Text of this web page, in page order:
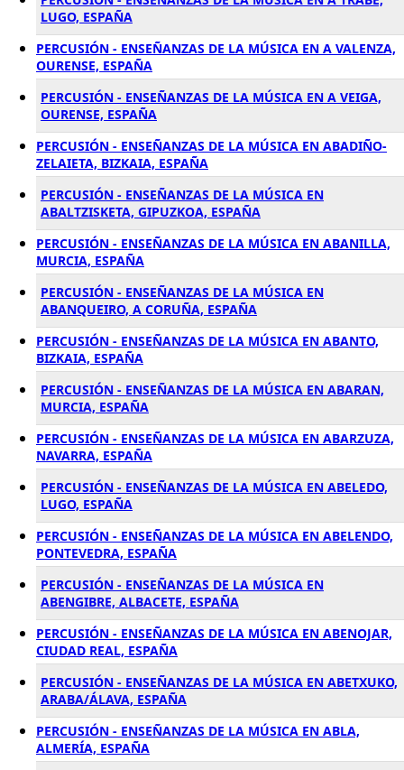
LUGO, ESPAÑA
PERCUSIÓN - ENSEÑANZAS DE LA MÚSICA EN A VALENZA,
OURENSE, ESPAÑA
PERCUSIÓN - ENSEÑANZAS DE LA MÚSICA EN A VEIGA,
OURENSE, ESPAÑA
PERCUSIÓN - ENSEÑANZAS DE LA MÚSICA EN ABADIÑO-
ZELAIETA, BIZKAIA, ESPAÑA
PERCUSIÓN - ENSEÑANZAS DE LA MÚSICA EN
ABALTZISKETA, GIPUZKOA, ESPAÑA
PERCUSIÓN - ENSEÑANZAS DE LA MÚSICA EN ABANILLA,
MURCIA, ESPAÑA
PERCUSIÓN - ENSEÑANZAS DE LA MÚSICA EN
ABANQUEIRO, A CORUÑA, ESPAÑA
PERCUSIÓN - ENSEÑANZAS DE LA MÚSICA EN ABANTO,
BIZKAIA, ESPAÑA
PERCUSIÓN - ENSEÑANZAS DE LA MÚSICA EN ABARAN,
MURCIA, ESPAÑA
PERCUSIÓN - ENSEÑANZAS DE LA MÚSICA EN ABARZUZA,
NAVARRA, ESPAÑA
PERCUSIÓN - ENSEÑANZAS DE LA MÚSICA EN ABELEDO,
LUGO, ESPAÑA
PERCUSIÓN - ENSEÑANZAS DE LA MÚSICA EN ABELENDO,
PONTEVEDRA, ESPAÑA
PERCUSIÓN - ENSEÑANZAS DE LA MÚSICA EN
ABENGIBRE, ALBACETE, ESPAÑA
PERCUSIÓN - ENSEÑANZAS DE LA MÚSICA EN ABENOJAR,
CIUDAD REAL, ESPAÑA
PERCUSIÓN - ENSEÑANZAS DE LA MÚSICA EN ABETXUKO,
ARABA/ÁLAVA, ESPAÑA
PERCUSIÓN - ENSEÑANZAS DE LA MÚSICA EN ABLA,
ALMERÍA, ESPAÑA